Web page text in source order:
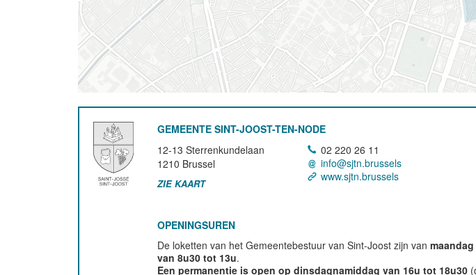
GEMEENTE SINT-JOOST-TEN-NODE
12-13 Sterrenkundelaan
1210 Brussel
ZIE KAART
02 220 26 11
info@sjtn.brussels
www.sjtn.brussels
OPENINGSUREN
De loketten van het Gemeentebestuur van Sint-Joost zijn van
van 8u30 tot 13u.
Een permanentie is open op dinsdagnamiddag van 16u tot 18u30